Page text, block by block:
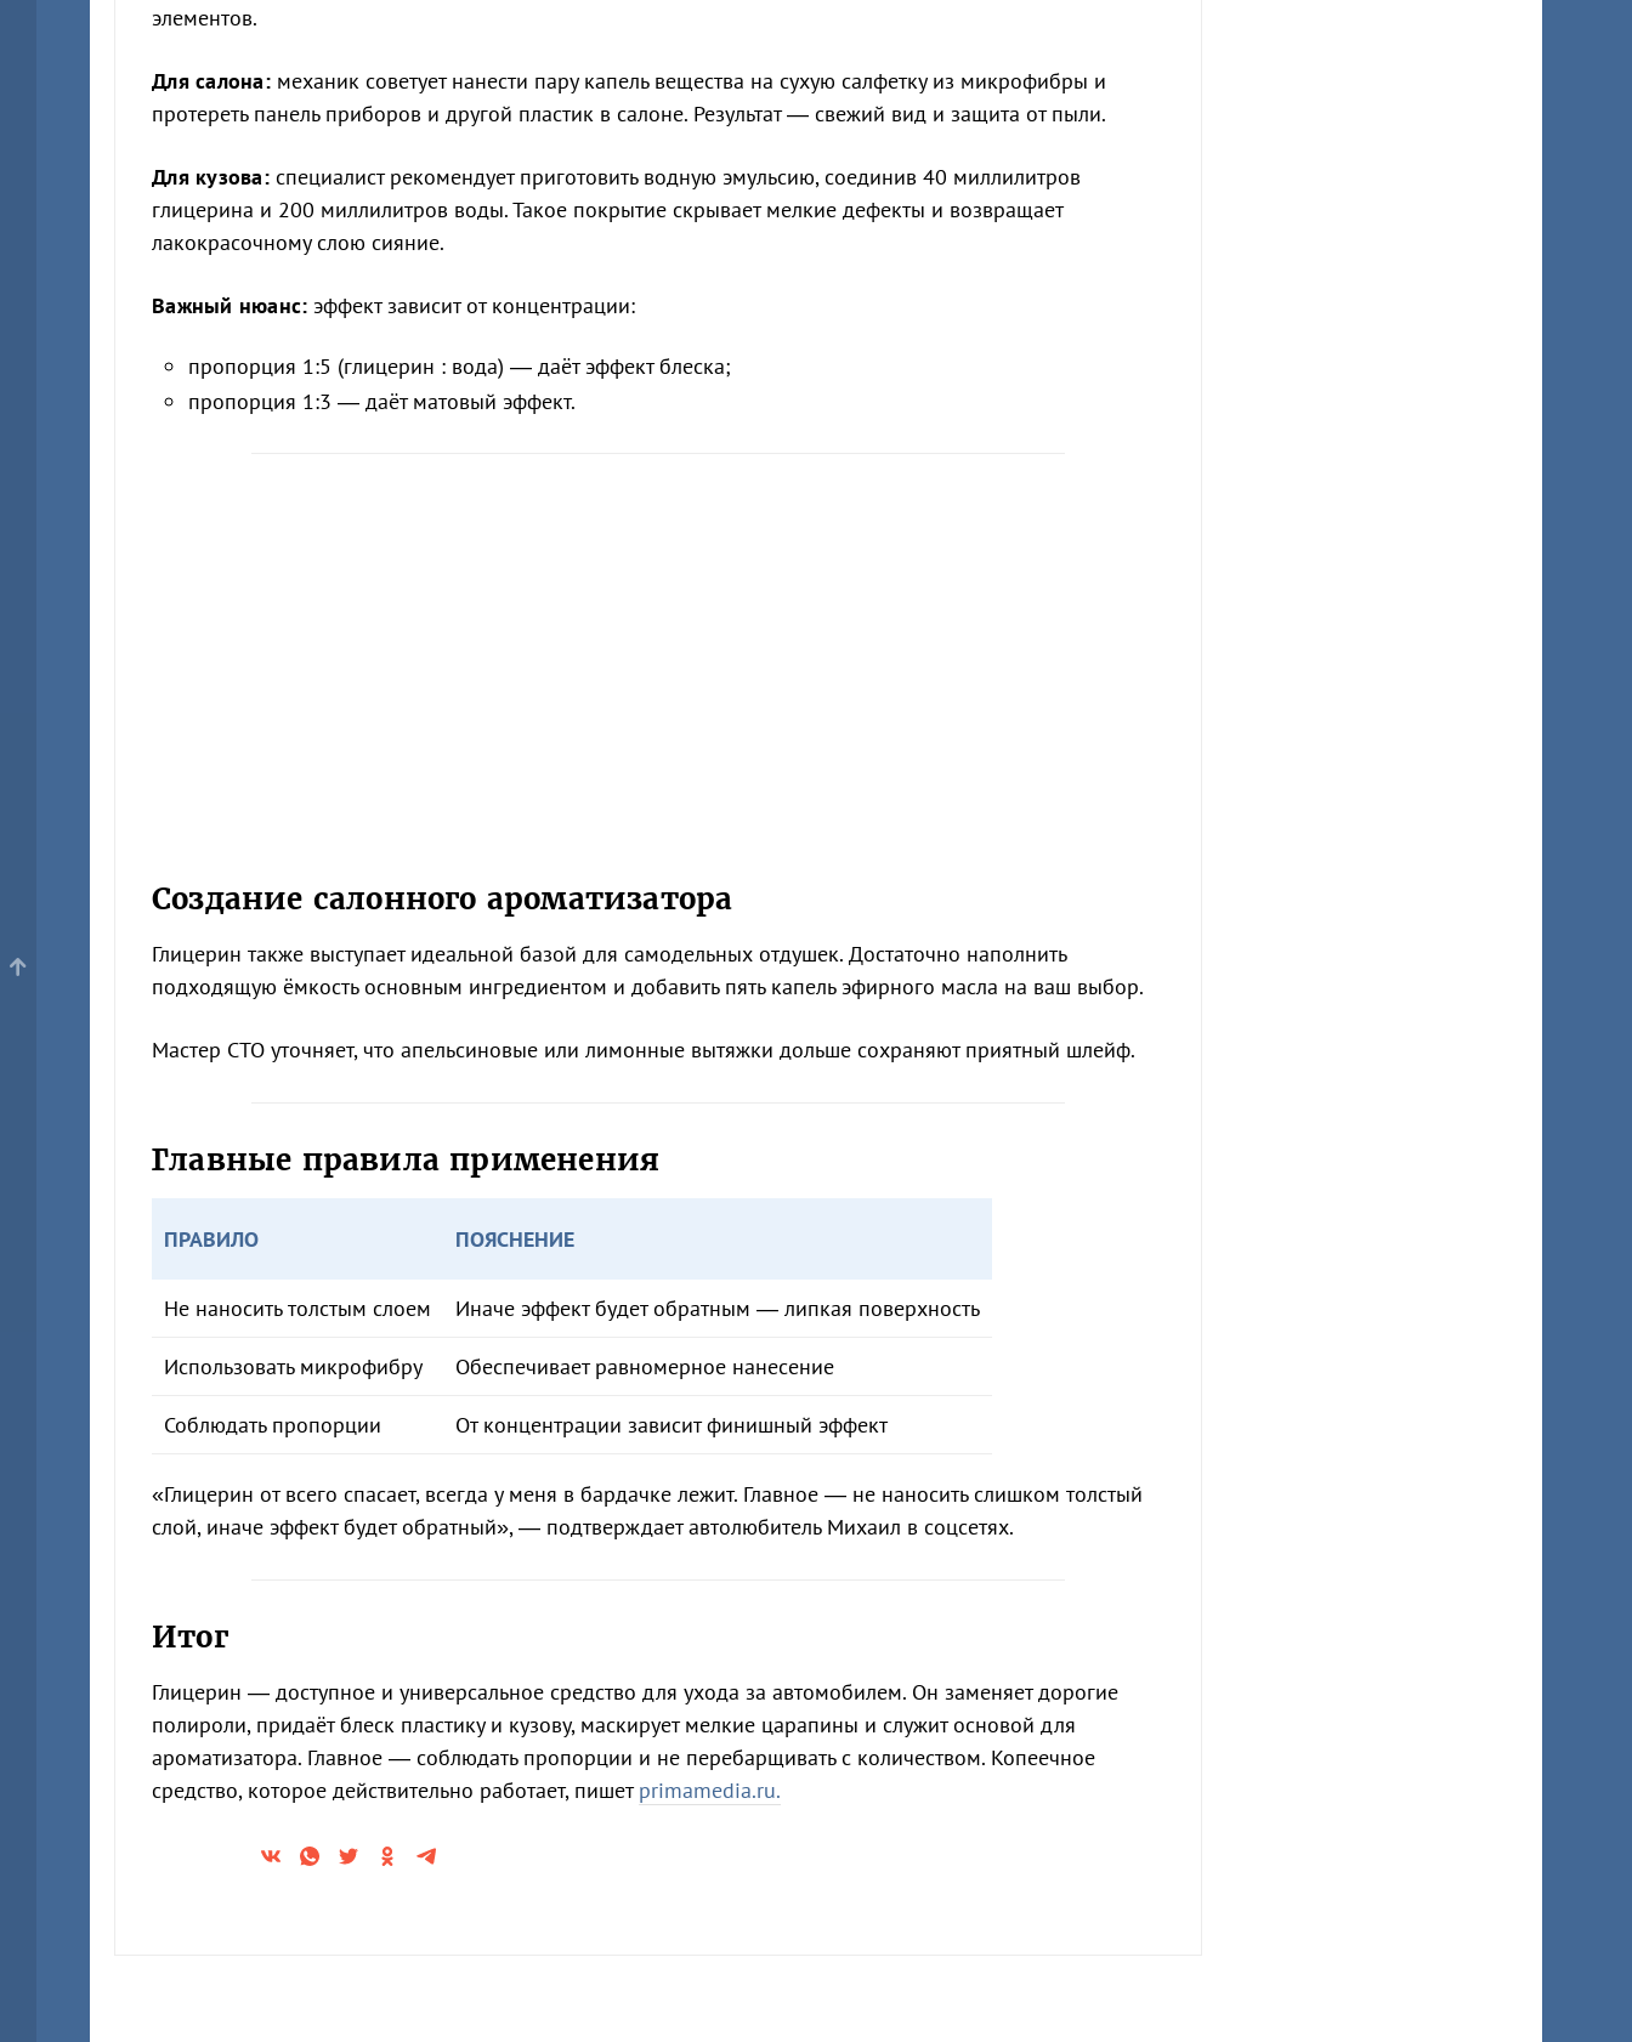
элементов.
Для салона:механик советует нанести пару капель вещества на сухую салфетку из микрофибры и
протереть панель приборов и другой пластик в салоне. Результат — свежий вид и защита от пыли.
Для кузова:специалист рекомендует приготовить водную эмульсию, соединив 40 миллилитров
глицерина и 200 миллилитров воды. Такое покрытие скрывает мелкие дефекты и возвращает
лакокрасочному слою сияние.
Важный нюанс: эффект зависит от концентрации:
пропорция 1:5 (глицерин : вода) — даёт эффект блеска;
пропорция 1:3 — даёт матовый эффект.
Создание салонного ароматизатора
Глицерин также выступает идеальной базой для самодельных отдушек. Достаточно наполнить
подходящую ёмкость основным ингредиентом и добавить пять капель эфирного масла на ваш выбор.
Мастер СТО уточняет, что апельсиновые или лимонные вытяжки дольше сохраняют приятный шлейф.
Главные правила применения
ПРАВИЛО ПОЯСНЕНИЕ
Не наносить толстым слоем Иначе эффект будет обратным — липкая поверхность
Использовать микрофибру Обеспечивает равномерное нанесение
Соблюдать пропорции От концентрации зависит финишный эффект
«Глицерин от всего спасает, всегда у меня в бардачке лежит. Главное — не наносить слишком толстый
слой, иначе эффект будет обратный», — подтверждает автолюбитель Михаил в соцсетях.
Итог
Глицерин — доступное и универсальное средство для ухода за автомобилем. Он заменяет дорогие
полироли, придаёт блеск пластику и кузову, маскирует мелкие царапины и служит основой для
ароматизатора. Главное — соблюдать пропорции и не перебарщивать с количеством. Копеечное
средство, которое действительно работает, пишетprimamedia.ru.